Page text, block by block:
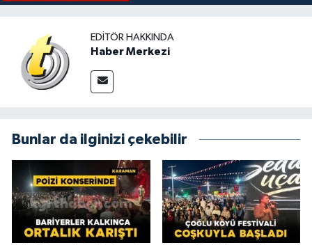
EDITÖR HAKKINDA
Haber Merkezi
Bunlar da ilginizi çekebilir